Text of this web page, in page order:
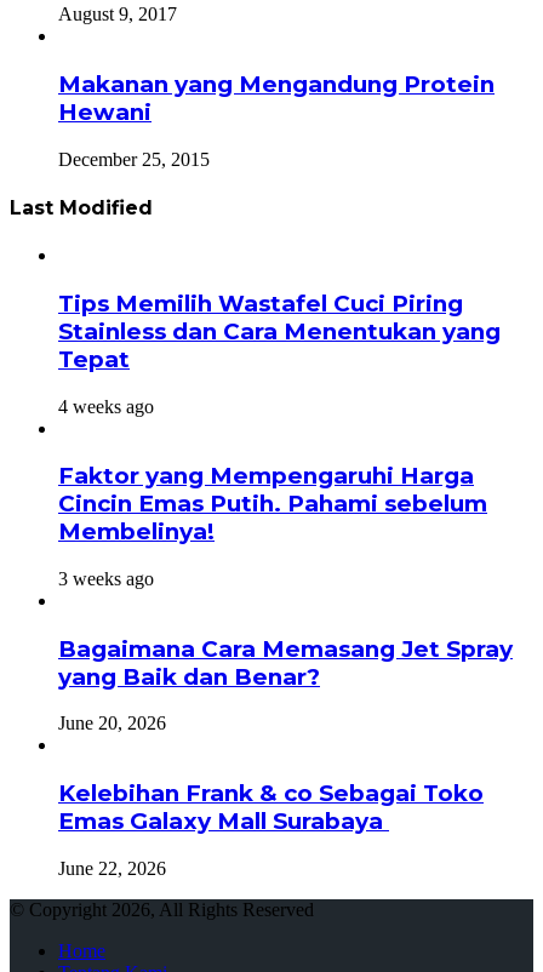
August 9, 2017
Makanan yang Mengandung Protein
Hewani
December 25, 2015
Last Modified
Tips Memilih Wastafel Cuci Piring
Stainless dan Cara Menentukan yang
Tepat
4 weeks ago
Faktor yang Mempengaruhi Harga
Cincin Emas Putih. Pahami sebelum
Membelinya!
3 weeks ago
Bagaimana Cara Memasang Jet Spray
yang Baik dan Benar?
June 20, 2026
Kelebihan Frank & co Sebagai Toko
Emas Galaxy Mall Surabaya
June 22, 2026
© Copyright 2026, All Rights Reserved
Home